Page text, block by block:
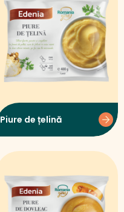
Piure de țelină